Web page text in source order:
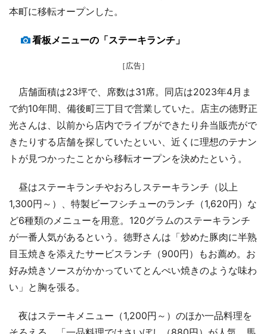
本町に移転オープンした。
看板メニューの「ステーキランチ」
［広告］
店舗面積は23坪で、席数は31席。同店は2023年4月ま
で約10年間、備後町三丁目で営業していた。店主の徳野正
光さんは、以前から店内でライブができたり弁当販売がで
きたりする店舗を探していたといい、近くに理想のテナン
トが見つかったことから移転オープンを決めたという。
昼はステーキランチやおろしステーキランチ（以上
1,300円～）、特製ビーフシチューのランチ（1,620円）な
ど6種類のメニューを用意。120グラムのステーキランチ
が一番人気があるという。徳野さんは「炒めた豚肉に半熟
目玉焼きを添えたサービスランチ（900円）もお薦め。お
好み焼きソースがかかっていてとんぺい焼きのような味わ
い」と胸を張る。
夜はステーキメニュー（1,200円～）のほか一品料理を